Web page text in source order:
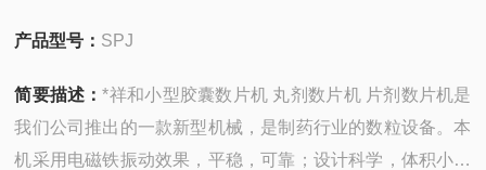
产品型号： SPJ
简要描述：*祥和小型胶囊数片机 丸剂数片机 片剂数片机是
我们公司推出的一款新型机械，是制药行业的数粒设备。本
机采用电磁铁振动效果，平稳，可靠；设计科学，体积小、